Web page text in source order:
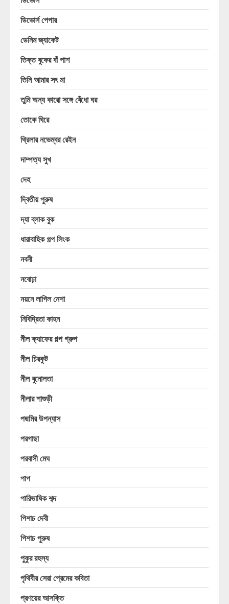
ডিভোর্স পেপার
ডেনিম জ্যাকেট
তিক্ত বুকের বাঁ পাশ
তিনি আমার সৎ মা
তুমি অন্য কারো সঙ্গে বেঁধো ঘর
তোকে ঘিরে
থ্রিলার নভেম্বর রেইন
দাম্পত্য সুখ
দেহ
দ্বিতীয় পুরুষ
দ্যা ব্লাক বুক
ধারাবাহিক গল্প লিংক
নবনী
নবোঢ়া
নয়নে লাগিল নেশা
নিবিদ্রিতা কাহন
নীল ক্যাফের গল্প গ্রুপ
নীল চিরকুট
নীল বুনোলতা
নীলার শাশুড়ী
পদ্মমির উপন্যাস
পরগাছা
পরবাসী মেঘ
পাপ
পারিভাষিক শব্দ
পিশাচ দেবী
পিশাচ পুরুষ
পুকুর রহস্য
পৃথিবীর সেরা প্রেমের কবিতা
প্রণয়ের আসক্তি